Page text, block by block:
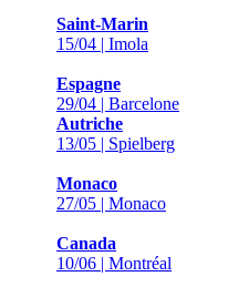
Saint-Marin
15/04 | Imola
Espagne
29/04 | Barcelone
Autriche
13/05 | Spielberg
Monaco
27/05 | Monaco
Canada
10/06 | Montréal